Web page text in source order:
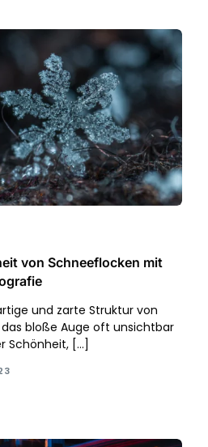
von Schneeflocken mit
und zarte Struktur von
bloße Auge oft unsichtbar
Schönheit, […]